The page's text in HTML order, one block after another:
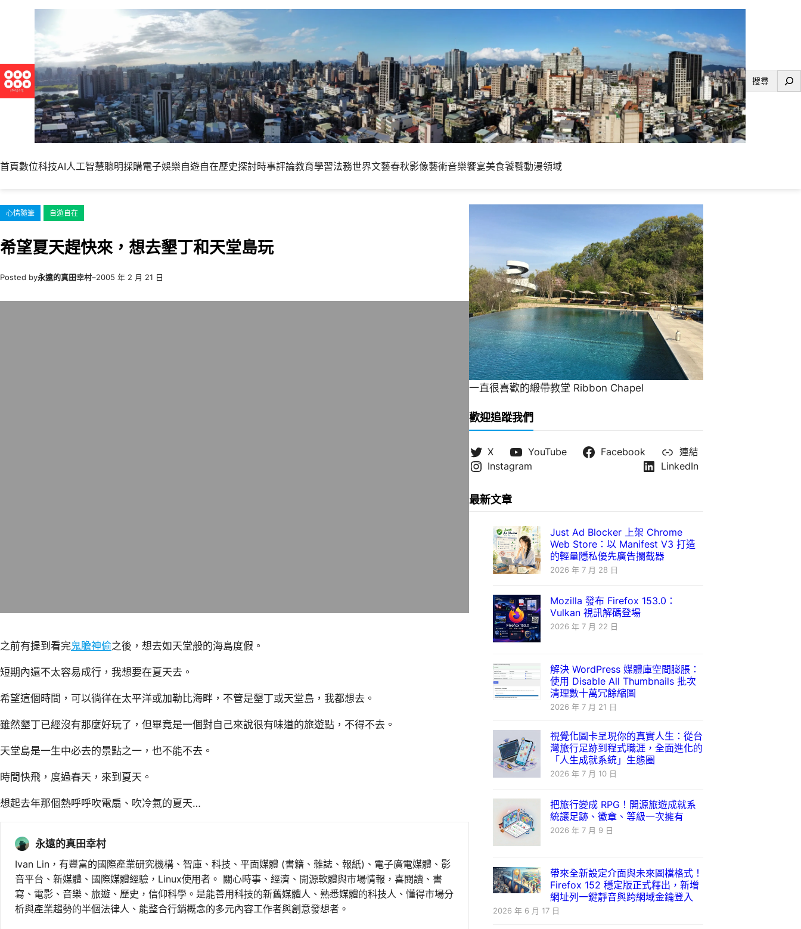
內
容
搜
首頁數位科技AI人工智慧聰明採購電子娛樂自遊自在歷史探討時事評論教育學習法務世界文藝春秋影像藝術音樂饗宴美食饕餮動漫領域
心情隨筆 自遊自在
希望夏天趕快來，想去墾丁和天堂島玩
Posted by永遠的真田幸村–2005 年 2 月 21 日
之前有提到看完鬼膽神偷之後，想去如天堂般的海島度假。
短期內還不太容易成行，我想要在夏天去。
希望這個時間，可以徜徉在太平洋或加勒比海畔，不管是墾丁或天堂島，我都想去。
雖然墾丁已經沒有那麼好玩了，但畢竟是一個對自己來說很有味道的旅遊點，不得不去。
天堂島是一生中必去的景點之一，也不能不去。
時間快飛，度過春天，來到夏天。
想起去年那個熱呼呼吹電扇、吹冷氣的夏天…
永遠的真田幸村
Ivan Lin，有豐富的國際產業研究機構、智庫、科技、平面媒體 (書籍、雜誌、報紙)、電子廣電媒體、影
音平台、新媒體、國際媒體經驗，Linux使用者。 關心時事、經濟、開源軟體與市場情報，喜閱讀、書
寫、電影、音樂、旅遊、歷史，信仰科學。是能善用科技的新舊媒體人、熟悉媒體的科技人、懂得市場分
析與產業趨勢的半個法律人、能整合行銷概念的多元內容工作者與創意發想者。
一直很喜歡的緞帶教堂 Ribbon Chapel
歡迎追蹤我們
X YouTube Facebook
連結
Instagram
LinkedIn
最新文章
Just Ad Blocker 上架 Chrome
Web Store：以 Manifest V3 打造
的輕量隱私優先廣告攔截器
2026 年 7 月 28 日
Mozilla 發布 Firefox 153.0：
Vulkan 視訊解碼登場
2026 年 7 月 22 日
解決 WordPress 媒體庫空間膨脹：
使用 Disable All Thumbnails 批次
清理數十萬冗餘縮圖
2026 年 7 月 21 日
視覺化圖卡呈現你的真實人生：從台
灣旅行足跡到程式職涯，全面進化的
「人生成就系統」生態圈
2026 年 7 月 10 日
把旅行變成 RPG！開源旅遊成就系
統讓足跡、徽章、等級一次擁有
2026 年 7 月 9 日
帶來全新設定介面與未來圖檔格式！
Firefox 152 穩定版正式釋出，新增
網址列一鍵靜音與跨網域金鑰登入
2026 年 6 月 17 日